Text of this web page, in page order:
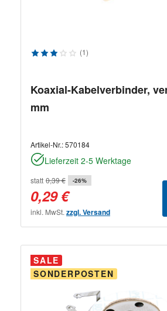
Durchschnittliche Bewertung von
(1)
Koaxial-Kabelverbinder,
mm
Artikel-Nr.:570184
Lieferzeit 2-5 Werktage
statt 0,39 € -26%
0,29 €
inkl. MwSt. zzgl. Versand
SALE
SONDERPOSTEN